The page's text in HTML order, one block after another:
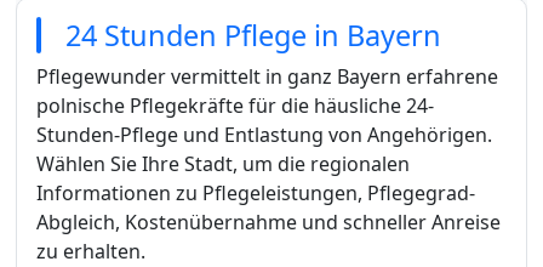
24 Stunden Pflege in Bayern
Pflegewunder vermittelt in ganz Bayern erfahrene
polnische Pflegekräfte für die häusliche 24-
Stunden-Pflege und Entlastung von Angehörigen.
Wählen Sie Ihre Stadt, um die regionalen
Informationen zu Pflegeleistungen, Pflegegrad-
Abgleich, Kostenübernahme und schneller Anreise
zu erhalten.